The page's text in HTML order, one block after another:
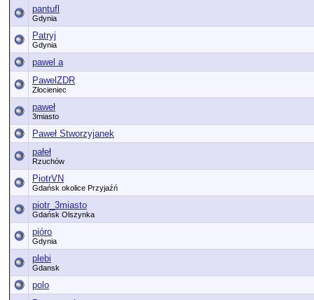
pantufl
Gdynia
Patryj
Gdynia
pawel a
PawelZDR
Złocieniec
paweł
3miasto
Paweł Stworzyjanek
pałeł
Rzuchów
PiotrVN
Gdańsk okolice Przyjaźń
piotr_3miasto
Gdańsk Olszynka
pióro
Gdynia
plebi
Gdansk
polo